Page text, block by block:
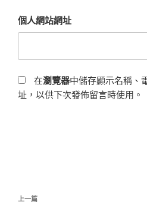
個人網站網址
在瀏覽器中儲存顯示名稱、
址，以供下次發佈留言時使用。
文
上一篇